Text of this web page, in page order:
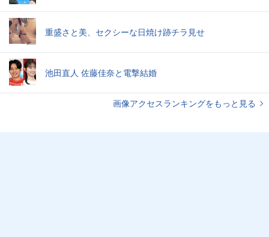
重盛さと美、セクシーな日焼け跡チラ見せ
池田直人 佐藤佳奈と電撃結婚
画像アクセスランキングをもっと見る